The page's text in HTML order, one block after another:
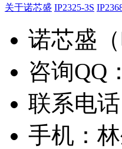
关于诺芯盛 IP2325-3S
诺芯盛
咨询QQ
联系电
手机：